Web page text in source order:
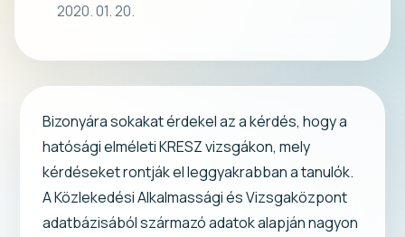
2020. 01. 20.
Bizonyára sokakat érdekel az a kérdés, hogy a
hatósági elméleti KRESZ vizsgákon, mely
kérdéseket rontják el leggyakrabban a tanulók.
A Közlekedési Alkalmassági és Vizsgaközpont
adatbázisából származó adatok alapján nagyon